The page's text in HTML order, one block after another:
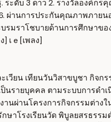
ระดับ 3 ดาว 2. รางวัลองค์ก
ผ่านการประกันคุณภาพภา
รมราโชบายด้านการศึกษาข
เ e [เพลง]
วียน เทียนวันวิสาขบูชา กิจ
นรายบุคคล ตามระบบการด
นผ่านโครงการกิจกรรมต่าง
ษาโรงเรียนวัด พิบูลยสรธร